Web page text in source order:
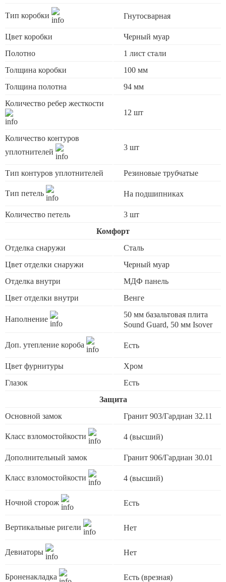
Тип коробки Гнутосварная
Цвет коробки
Черный муар
Полотно
1 лист стали
Толщина коробки
100 мм
Толщина полотна
94 мм
Количество ребер жесткости
12 шт
Количество контуров
уплотнителей
3 шт
Тип контуров уплотнителей Резиновые трубчатые
Тип петель На подшипниках
Количество петель
3 шт
Комфорт
Отделка снаружи
Сталь
Цвет отделки снаружи
Черный муар
Отделка внутри
МДФ панель
Цвет отделки внутри
Венге
Наполнение
50 мм базальтовая плита
Sound Guard, 50 мм Isover
Доп. утепление короба Есть
Цвет фурнитуры
Хром
Глазок
Есть
Защита
Основной замок
Гранит 903/Гардиан 32.11
Класс взломостойкости 4 (высший)
Дополнительный замок Гранит 906/Гардиан 30.01
Класс взломостойкости 4 (высший)
Ночной сторож Есть
Вертикальные ригели Нет
Девиаторы Нет
Броненакладка Есть (врезная)